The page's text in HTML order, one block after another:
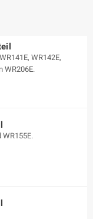
WR142E,
WR206E.
WR155E.